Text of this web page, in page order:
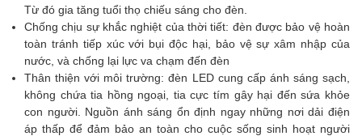
Từ đó gia tăng tuổi thọ chiếu sáng cho đèn.
Chống chịu sự khắc nghiệt của thời tiết: đèn được bảo vệ hoàn
toàn tránh tiếp xúc với bụi độc hại, bảo vệ sự xâm nhập của
nước, và chống lại lực va chạm đến đèn
Thân thiện với môi trường: đèn LED cung cấp ánh sáng sạch,
không chứa tia hồng ngoại, tia cực tím gây hại đến sứa khỏe
con người. Nguồn ánh sáng ổn định ngay những nơi dải điện
áp thấp để đảm bảo an toàn cho cuộc sống sinh hoạt người